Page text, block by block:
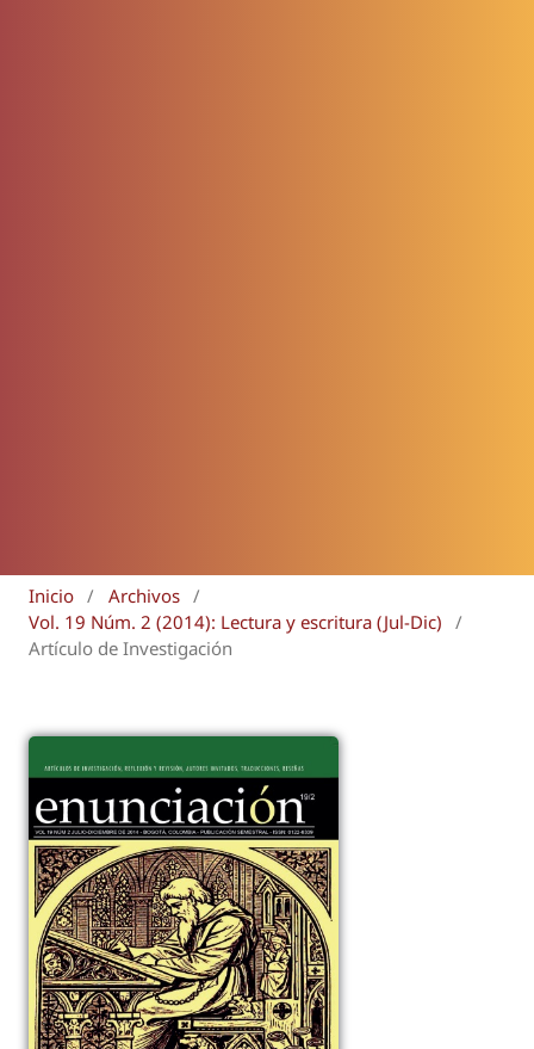
Inicio / Archivos /
Vol. 19 Núm. 2 (2014): Lectura y escritura (Jul-Dic)
/
Artículo de Investigación